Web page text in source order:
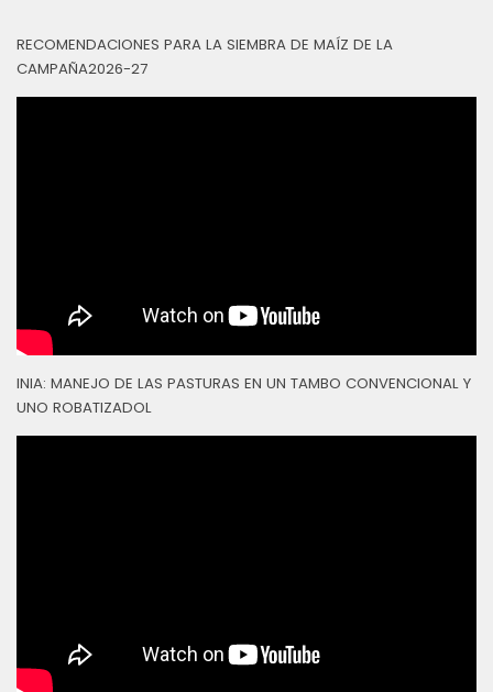
RECOMENDACIONES PARA LA SIEMBRA DE MAÍZ DE LA
CAMPAÑA2026-27
INIA: MANEJO DE LAS PASTURAS EN UN TAMBO CONVENCIONAL Y
UNO ROBATIZADOL